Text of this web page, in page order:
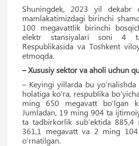
Shuningdek, 2023 yil dekabr
mamlakatimizdagi birinchi
100 megavattlik birinchi
elektr stansiyalari soni 4
Respublikasida va Toshkent
etmoqda.
– Xususiy sektor va aholi uchun
– Keyingi yillarda bu
holatiga ko‘ra, respublika
ming 650 megavatt bo‘lgan
Jumladan, 19 ming 904 ta
ta tadbirkorlik sub’ektida
361,1 megavatt va 2 ming
o‘rnatilgan.